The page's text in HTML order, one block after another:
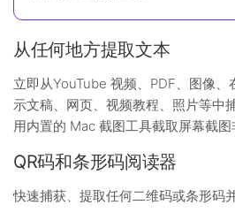
从任何地方提取文本
立即从YouTube 视频、PDF、图像
示文稿、网页、视频教程、照片等中
用内置的 Mac 截图工具截取屏幕截图
QR码和条形码阅读器
快速捕获、提取任何二维码或条形码